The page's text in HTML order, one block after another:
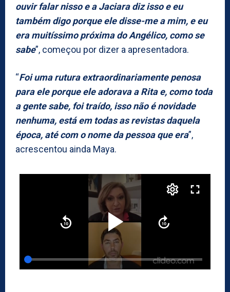
ouvir falar nisso e a Jaciara diz isso e eu
também digo porque ele disse-me a mim, e eu
era muitíssimo próxima do Angélico, como se
sabe”, começou por dizer a apresentadora.
“Foi uma rutura extraordinariamente penosa
para ele porque ele adorava a Rita e, como toda
a gente sabe, foi traído, isso não é novidade
nenhuma, está em todas as revistas daquela
época, até com o nome da pessoa que era”,
acrescentou ainda Maya.